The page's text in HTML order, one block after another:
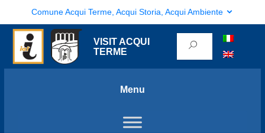
Comune Acqui Terme, Acqui Storia, Acqui Ambiente
VISIT ACQUI
TERME
Menu